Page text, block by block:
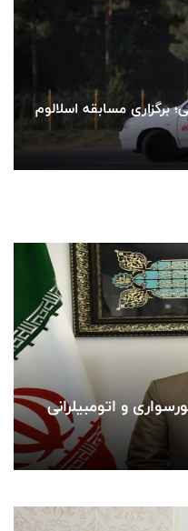
برگزاری مسابقه اسلالوم
و اتومبیلرانی